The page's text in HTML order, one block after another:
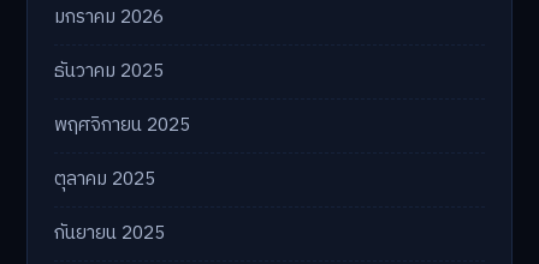
มกราคม 2026
ธันวาคม 2025
พฤศจิกายน 2025
ตุลาคม 2025
กันยายน 2025